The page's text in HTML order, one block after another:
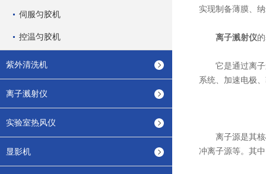
伺服匀胶机
控温匀胶机
紫外清洗机
离子溅射仪
实验室热风仪
显影机
实现制备薄膜、
离子溅射仪
它是通过离子
系统、加速电极
离子源是其核
冲离子源等。其